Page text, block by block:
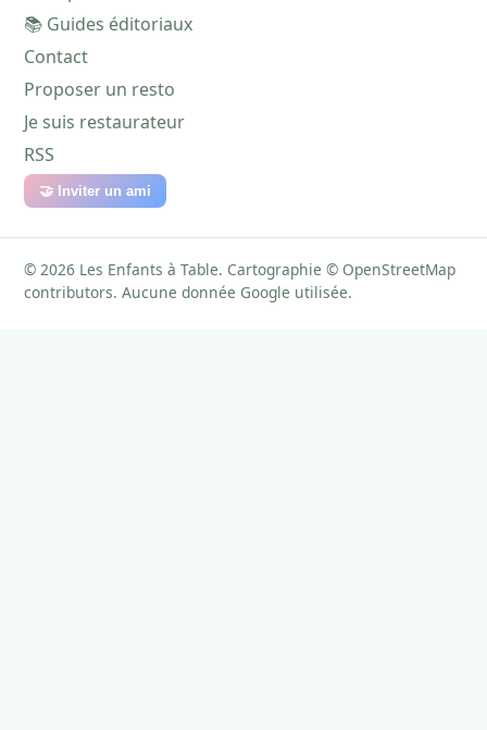
📚 Guides éditoriaux
Contact
Proposer un resto
Je suis restaurateur
RSS
🤝 Inviter un ami
© 2026 Les Enfants à Table. Cartographie © OpenStreetMap
contributors. Aucune donnée Google utilisée.